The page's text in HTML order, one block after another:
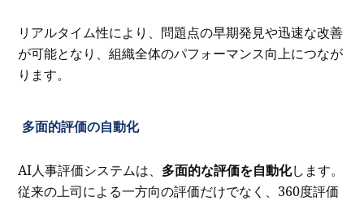
リアルタイム性により、問題点の早期発見や迅速な改善
が可能となり、組織全体のパフォーマンス向上につなが
ります。
多面的評価の自動化
AI人事評価システムは、 多面的な評価を自動化します。
従来の上司による一方向の評価だけでなく、360度評価